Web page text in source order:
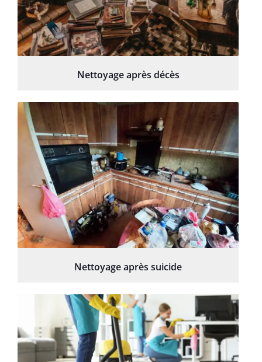
Nettoyage après décès
Nettoyage après suicide